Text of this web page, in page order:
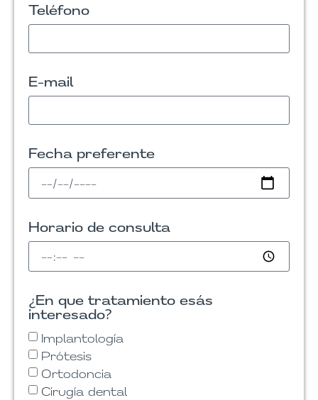
Teléfono
E-mail
Fecha preferente
Horario de consulta
¿En que tratamiento esás
interesado?
Implantología
Prótesis
Ortodoncia
Cirugía dental